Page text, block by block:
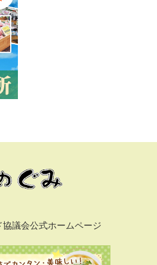
議会公式ホームページ